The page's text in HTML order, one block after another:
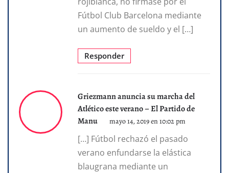
Fútbol Club Barcelona mediante
un aumento de sueldo y el […]
Responder
Griezmann anuncia su marcha del
Atlético este verano – El Partido de
Manu
mayo 14, 2019 en 10:02 pm
[…] Fútbol rechazó el pasado
verano enfundarse la elástica
blaugrana mediante un